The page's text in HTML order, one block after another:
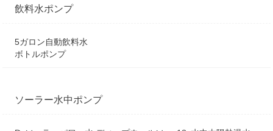
飲料水ポンプ
5ガロン自動飲料水
ボトルポンプ
ソーラー水中ポンプ